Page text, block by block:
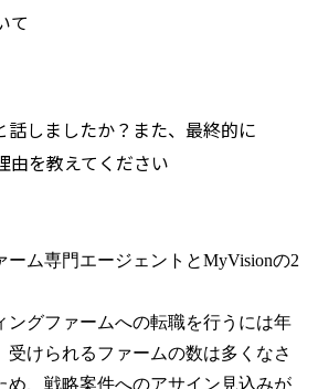
て
話しましたか？また、最終的に
由を教えてください
ーム専門エージェントとMyVisionの2
ングファームへの転職を行うには年
受けられるファームの数は多くなさ
め、戦略案件へのアサイン見込みが